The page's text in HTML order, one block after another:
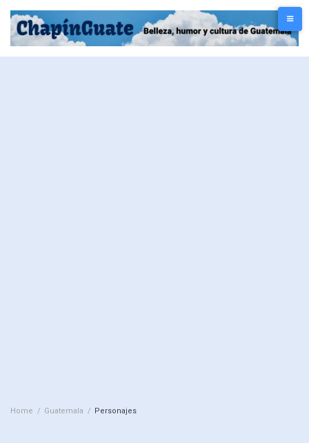
Home / Guatemala / Personajes